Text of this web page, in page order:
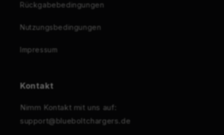
Rückgabebedingungen
Nutzungsbedingungen
Impressum
Kontakt
Nimm Kontakt mit uns auf:
support@blueboltchargers.de